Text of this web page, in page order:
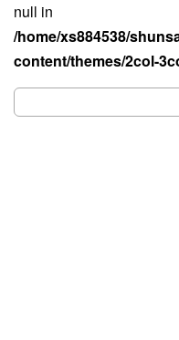
null in
/home/xs884538/
content/themes/2col-